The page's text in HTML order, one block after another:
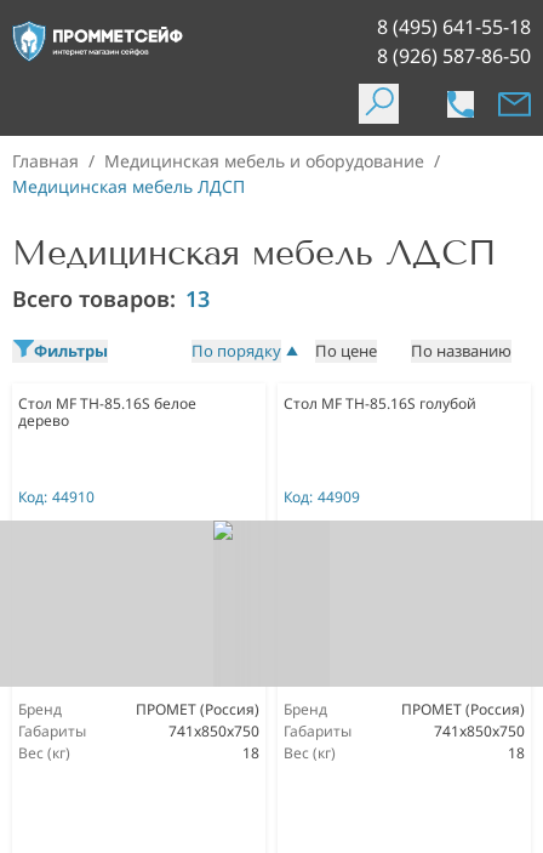
8 (495) 641-55-18
8 (926) 587-86-50
Главная / Медицинская мебель и оборудование /
Медицинская мебель ЛДСП
Медицинская мебель ЛДСП
Всего товаров: 13
Фильтры По порядку По цене По названию
Стол MF TH-85.16S белое
дерево
Код: 44910
Бренд
ПРОМЕТ (Россия)
Габариты
741x850x750
Вес (кг)
18
Стол MF TH-85.16S голубой
Код: 44909
Бренд
ПРОМЕТ (Россия)
Габариты
741x850x750
Вес (кг)
18